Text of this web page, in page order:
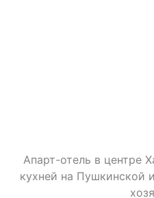
Апарт-отель в центре
кухней на Пушкинской